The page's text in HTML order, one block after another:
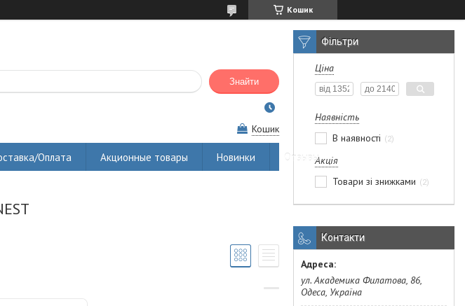
Кошик
Знайти
Кошик
Оплата Акционные товары Новинки Отзывы
Фільтри
Ціна
Наявність
В наявності
2
Акція
Товари зі знижками
2
Контакти
ул. Академика Филатова, 86,
Одеса, Україна